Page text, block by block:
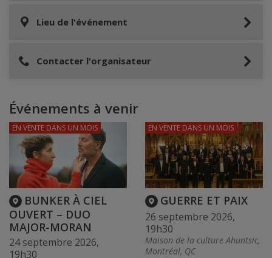
Lieu de l'événement
Contacter l'organisateur
Événements à venir
BUNKER À CIEL
OUVERT – DUO
MAJOR-MORAN
24 septembre 2026,
19h30
EN VENTE DANS UN MOIS
GUERRE ET PAIX
26 septembre 2026,
19h30
Maison de la culture Ahuntsic,
Montréal, QC
EN VENTE DANS UN MOIS